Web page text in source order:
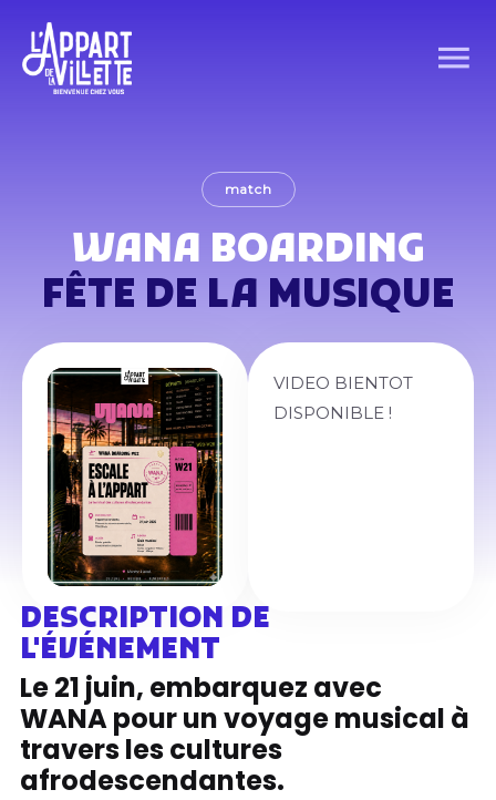
match
WANA BOARDING
FÊTE DE LA MUSIQUE
VIDEO BIENTOT
DISPONIBLE !
DESCRIPTION DE
L'ÉVÉNEMENT
Le 21 juin, embarquez avec
WANA pour un voyage musical à
travers les cultures
afrodescendantes.